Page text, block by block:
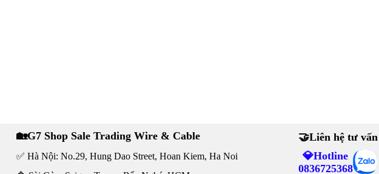
🏡G7 Shop Sale Trading Wire & Cable
✅ Hà Nội: No.29, Hung Dao Street, Hoan Kiem, Ha Noi
🤝Liên hệ tư vấn
💎Hotline
0836725368